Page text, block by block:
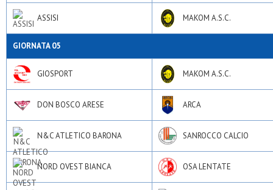
ASSISI MAKOM A.S.C.
GIORNATA 05
GIOSPORT MAKOM A.S.C.
DON BOSCO ARESE ARCA
N&C ATLETICO BARONA SANROCCO CALCIO
NORD OVEST BIANCA OSA LENTATE